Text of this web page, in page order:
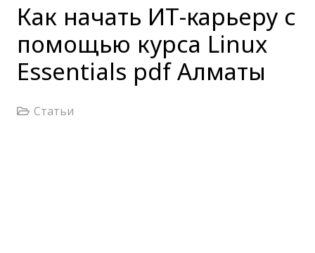
Как начать ИТ-карьеру с
помощью курса Linux
Essentials pdf Алматы
Статьи